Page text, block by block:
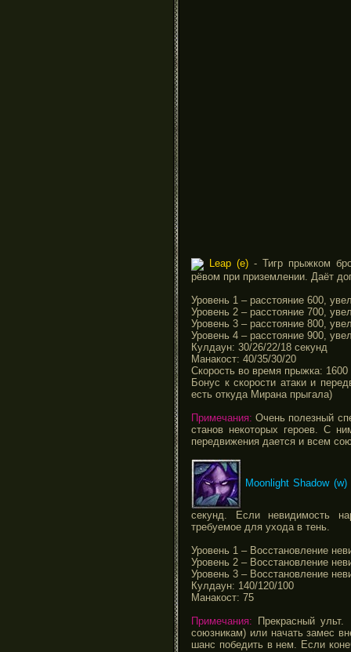
Leap (e) - Тигр прыжком
рёвом при приземлении. Даёт
Уровень 1 – расстояние 600,
Уровень 2 – расстояние 700,
Уровень 3 – расстояние 800,
Уровень 4 – расстояние 900,
Кулдаун: 30/26/22/18 секунд
Манакост: 40/35/30/20
Скорость во время прыжка: 1600
Бонус к скорости атаки и
есть откуда Мирана прыгала)
Примечания: Очень полезный
станов некоторых героев. С
передвижения дается и всем
Moonlight Shadow (w)
секунд. Если невидимость
требуемое для ухода в тень.
Уровень 1 – Восстановление
Уровень 2 – Восстановление
Уровень 3 – Восстановление
Кулдаун: 140/120/100
Манакост: 75
Примечания: Прекрасный
союзникам) или начать замес
шанс победить в нем. Если